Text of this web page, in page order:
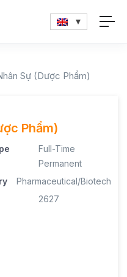
Sự (Dược Phẩm)
Phẩm)
Full-Time
Permanent
Pharmaceutical/Biotech
2627